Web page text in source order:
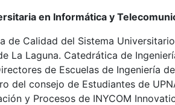
en Informática y
de Calidad del Sistema Universitario
La Laguna. Catedrática de
de Escuelas de Ingeniería
del consejo de Estudiantes de
y Procesos de INYCOM